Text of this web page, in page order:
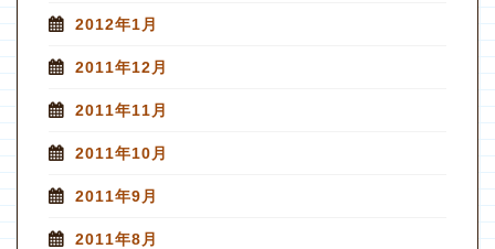
2012年1月
2011年12月
2011年11月
2011年10月
2011年9月
2011年8月